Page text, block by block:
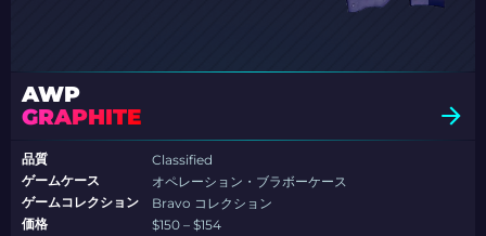
AWP
GRAPHITE
品質
Classified
ゲームケース
オペレーション・ブラボーケース
ゲームコレクション
Bravo コレクション
価格
$150 – $154